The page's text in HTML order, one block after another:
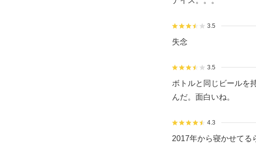
3.5
失念
3.5
ボトルと同じビールを
んだ。面白いね。
4.3
2017年から寝かせてる